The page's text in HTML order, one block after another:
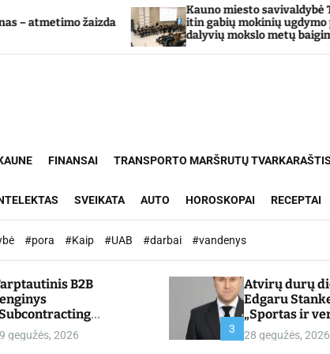
Kauno miesto savivaldybė Tarpdisciplininio
itin gabių mokinių ugdymo programos
dalyvių mokslo metų baigimo šventė
FINANSAI TRANSPORTO MARŠRUTŲ
SVEIKATA AUTO HOROSKOPAI RECEPTAI
#pora #Kaip #UAB #darbai #vandenys
B2B
2026“ –
gegužės, 2026 3
Atvirų durų
Edgaru
„Sportas ir
partnerystės,
kuria vertę“ –
28 gegužės, 2026